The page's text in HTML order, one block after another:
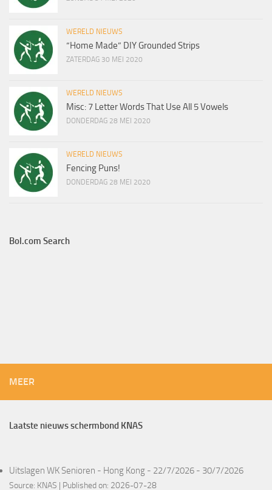
WERELD NIEUWS
“Home Made” DIY Grounded Strips
ZATERDAG 30 MEI 2020
WERELD NIEUWS
Misc: 7 Letter Words That Use All 5 Vowels
DONDERDAG 28 MEI 2020
WERELD NIEUWS
Fencing Puns!
DONDERDAG 28 MEI 2020
Bol.com Search
MEER
Laatste nieuws schermbond KNAS
Uitslagen WK Senioren - Hong Kong - 22/7/2026 - 30/7/2026
Source: KNAS Published on: 2026-07-28